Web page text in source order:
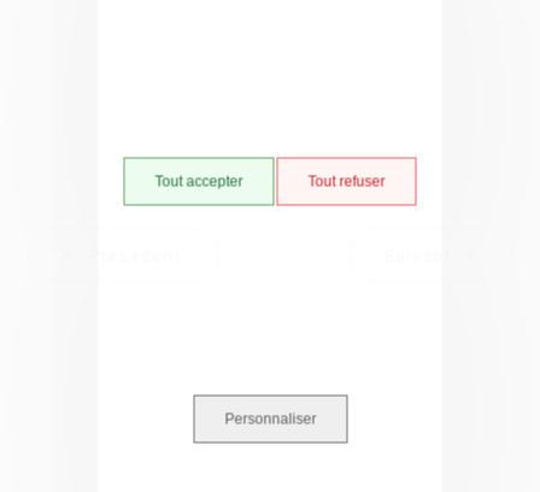
Tout accepter Tout refuser
Personnaliser
Retour à la liste